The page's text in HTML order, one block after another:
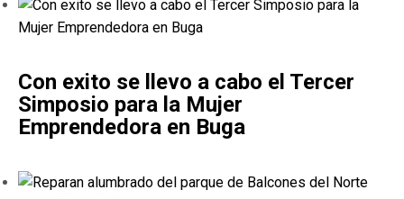
Con exito se llevo a cabo el Tercer
Simposio para la Mujer
Emprendedora en Buga